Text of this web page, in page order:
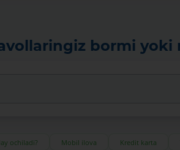
bormi yoki
ochiladi? Mobil ilova Kredit karta